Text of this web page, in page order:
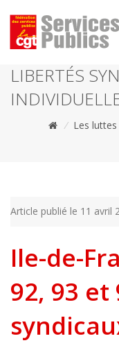
LIBERTÉS
/ Les luttes
Article publié le 11 avril
Ile-de-
92, 93 et